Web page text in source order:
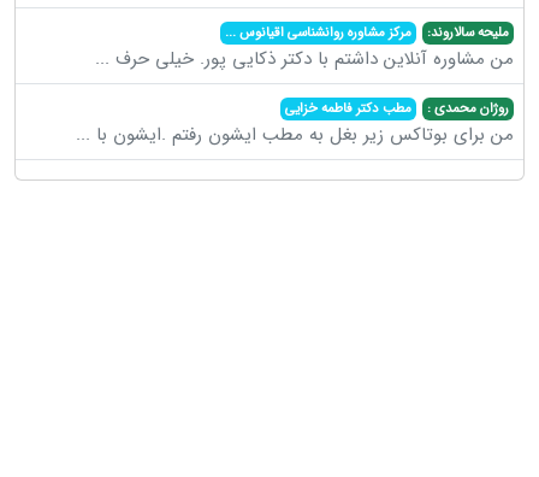
ملیحه سالاروند: مرکز مشاوره روانشناسی اقیانوس...
من مشاوره آنلاین داشتم با دکتر ذکایی پور. خیلی حرف ...
روژان محمدی : مطب دکتر فاطمه خزایی
من برای بوتاکس زیر بغل به مطب ایشون رفتم .ایشون با ...